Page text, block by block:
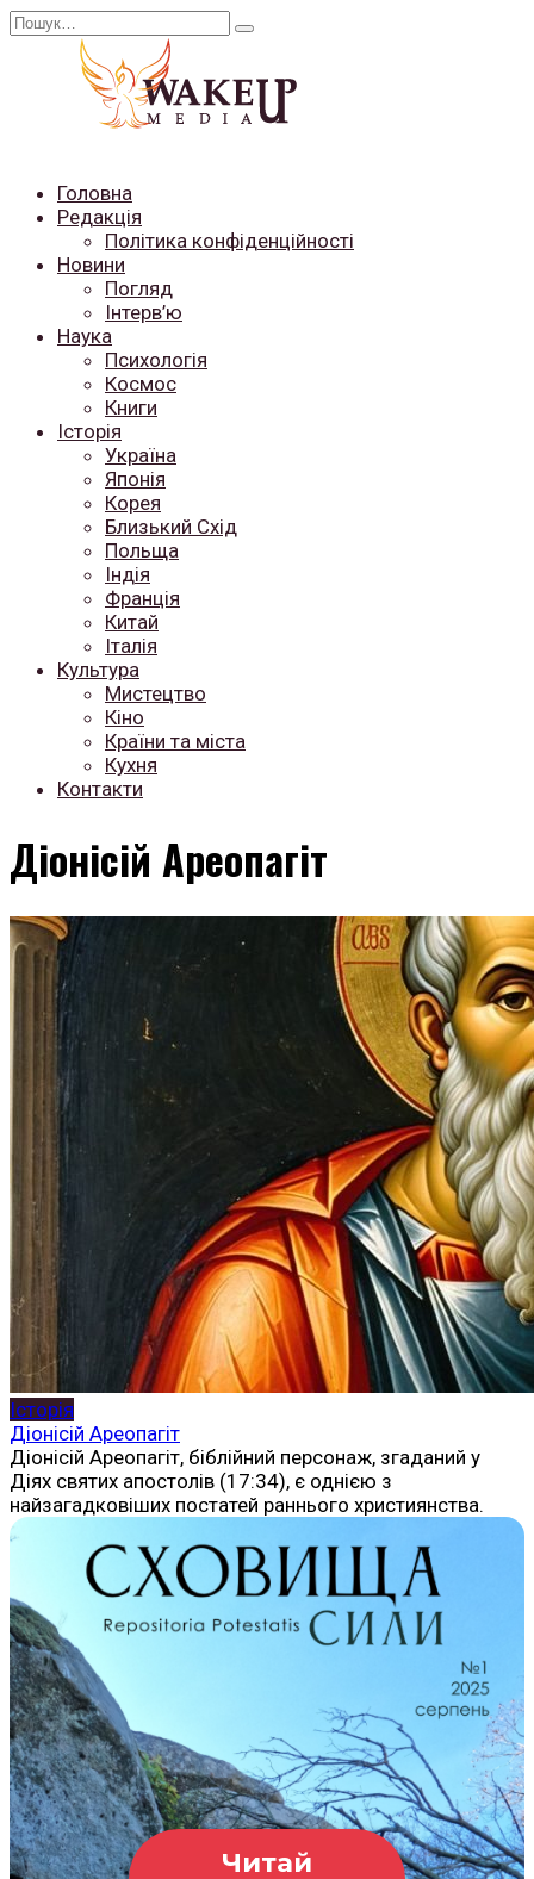
Перейти
Search
Головна
Редакція
Політика конфіденційності
Новини
Погляд
Інтерв’ю
Наука
Психологія
Космос
Книги
Історія
Україна
Японія
Корея
Близький Схід
Польща
Індія
Франція
Китай
Італія
Культура
Мистецтво
Кіно
Країни та міста
Кухня
Контакти
Діонісій Ареопагіт
Історія
Діонісій Ареопагіт
Діонісій Ареопагіт, біблійний персонаж, згаданий у
Діях святих апостолів (17:34), є однією з
найзагадковіших постатей раннього християнства.
Читай